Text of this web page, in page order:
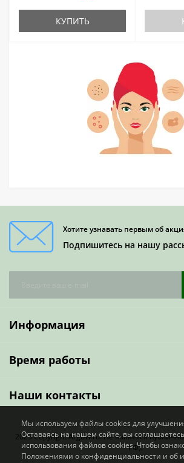
КУПИТЬ
Хотите узнавать первым об
Подпишитесь на нашу
Информация
Время работы
Наши контакты
2023 Copyright ArgoW.ru. Не является
РФ).
Мы используем файлы cookies для
Оставаясь на нашем сайте, вы
использования файлов cookies. Чтобы
Положениями о конфиденциальности и об